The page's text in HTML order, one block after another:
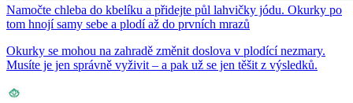
Namočte chleba do kbelíku a přidejte půl lahvičky jódu. Okurky po
tom hnojí samy sebe a plodí až do prvních mrazů
Okurky se mohou na zahradě změnit doslova v plodící nezmary.
Musíte je jen správně vyživit – a pak už se jen těšit z výsledků.